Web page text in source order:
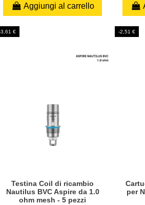
Aggiungi al carrello
3,61 €
Testina Coil di ricambio
Nautilus BVC Aspire da 1.0
ohm mesh - 5 pezzi
-2,51 €
per